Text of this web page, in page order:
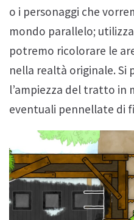
o i personaggi che
mondo parallelo;
potremo ricolorare le
nella realtà originale.
l’ampiezza del tratto in
eventuali pennellate di